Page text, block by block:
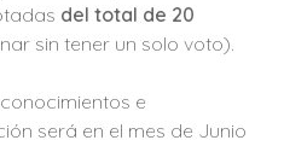
del total de 20
sin tener un solo voto).
e
será en el mes de Junio